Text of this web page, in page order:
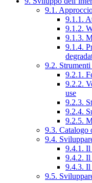
9.1.
9.1.1.
9.1.2.
9.1.3.
9.1.4.
9.2.
9.2.1.
9.2.2.
use
9.2.3.
9.2.4.
9.2.5.
9.3. Catalogo
9.4.
9.4.1. Il
9.4.2. Il
9.4.3.
9.5.